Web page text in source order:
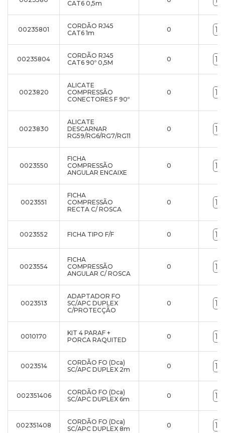
CAT6 0,5m
00235801
CORDÃO RJ45
CAT6 1m
0
00235804
CORDÃO RJ45
CAT6 90º 0,5M
0
0023820
ALICATE
COMPRESSÃO
CONECTORES F 90º
0
0023830
ALICATE
DESCARNAR
RG59/RG6/RG7/RG11
0
0023550
FICHA
COMPRESSÃO
ANGULAR ENCAIXE
0
0023551
FICHA
COMPRESSÃO
RECTA C/ ROSCA
0
0023552 FICHA TIPO F/F 0
0023554
FICHA
COMPRESSÃO
ANGULAR C/ ROSCA
0
0023513
ADAPTADOR FO
SC/APC DUPLEX
C/PROTECÇÃO
0
0010170
KIT 4 PARAF +
PORCA RAQUITED
0
0023514
CORDÃO FO (Dca)
SC/APC DUPLEX 2m
0
002351406
CORDÃO FO (Dca)
SC/APC DUPLEX 6m
0
002351408
CORDÃO FO (Dca)
SC/APC DUPLEX 8m
0